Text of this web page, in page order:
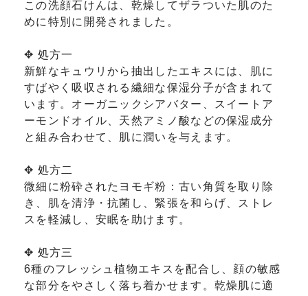
この洗顔石けんは、乾燥してザラついた肌のた
めに特別に開発されました。
✥ 処方一
新鮮なキュウリから抽出したエキスには、肌に
すばやく吸収される繊細な保湿分子が含まれて
います。オーガニックシアバター、スイートア
ーモンドオイル、天然アミノ酸などの保湿成分
と組み合わせて、肌に潤いを与えます。
✥ 処方二
微細に粉砕されたヨモギ粉：古い角質を取り除
き、肌を清浄・抗菌し、緊張を和らげ、ストレ
スを軽減し、安眠を助けます。
✥ 処方三
6種のフレッシュ植物エキスを配合し、顔の敏感
な部分をやさしく落ち着かせます。乾燥肌に適